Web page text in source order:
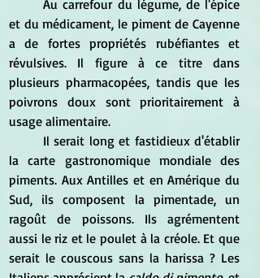
	Au carrefour du légume, de l'épice
et du médicament, le piment de Cayenne
a de fortes propriétés rubéfiantes et
révulsives. Il figure à ce titre dans
plusieurs pharmacopées, tandis que les
poivrons doux sont prioritairement à
usage alimentaire.
la carte gastronomique mondiale des
piments. Aux Antilles et en Amérique du
Sud, ils composent la pimentade, un
ragoût de poissons. Ils agrémentent
aussi le riz et le poulet à la créole. Et que
serait le couscous sans la harissa ? Les